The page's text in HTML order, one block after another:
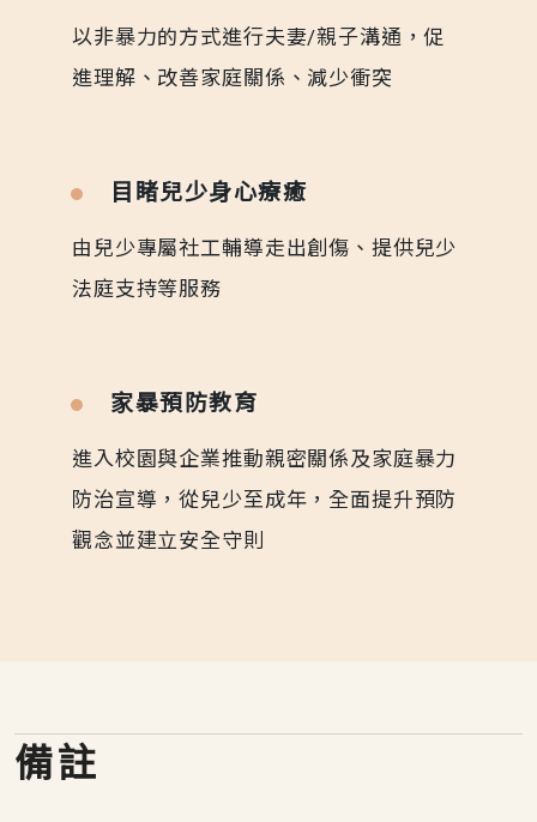
以非暴力的方式進行夫妻/親子溝通，促
進理解、改善家庭關係、減少衝突
目睹兒少身心療癒
由兒少專屬社工輔導走出創傷、提供兒少
法庭支持等服務
家暴預防教育
進入校園與企業推動親密關係及家庭暴力
防治宣導，從兒少至成年，全面提升預防
觀念並建立安全守則
備註